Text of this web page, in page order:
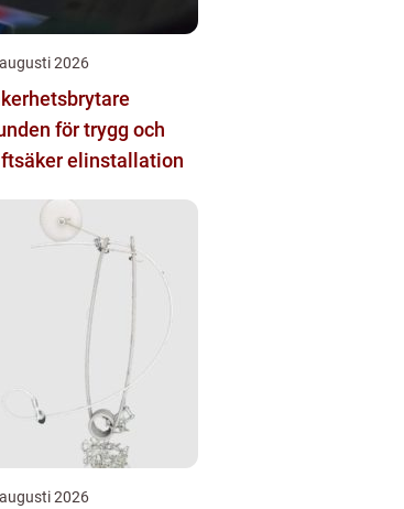
2026
för trygg och
elinstallation
2026